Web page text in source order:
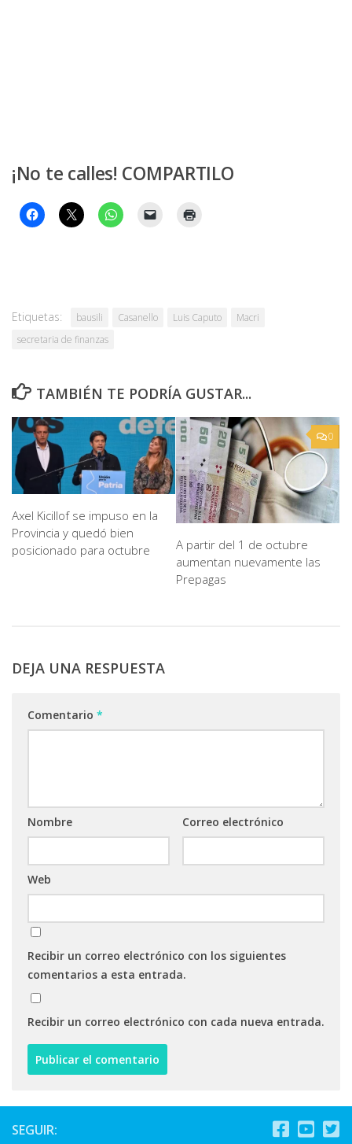
¡No te calles! COMPARTILO
Etiquetas: bausili Casanello Luis Caputo
Macri
secretaria de finanzas
TAMBIÉN TE PODRÍA GUSTAR...
Axel Kicillof se impuso en la
Provincia y quedó bien
posicionado para octubre
0
A partir del 1 de octubre
aumentan nuevamente las
Prepagas
DEJA UNA RESPUESTA
Comentario *
Nombre Correo electrónico
Web
Recibir un correo electrónico con los siguientes
comentarios a esta entrada.
Recibir un correo electrónico con cada nueva entrada.
SEGUIR: